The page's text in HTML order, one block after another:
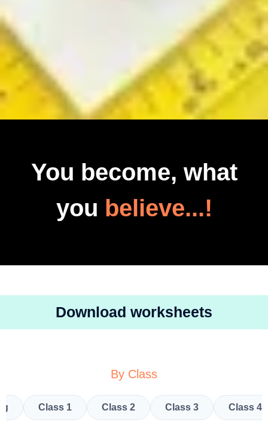
You become, what
you believe...!
Download worksheets
By Class
Class 1 Class 2 Class 3 Class 4